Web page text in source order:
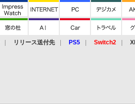
リリース送付先 PS5 Switch2